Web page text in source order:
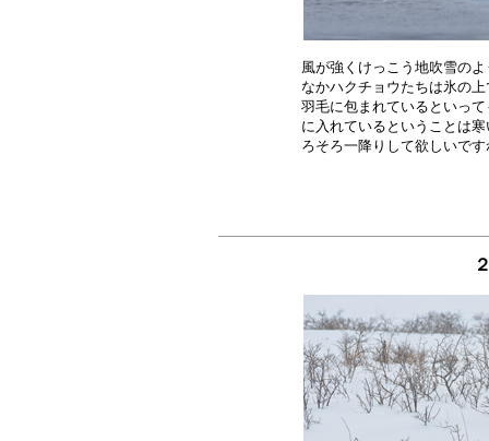
風が強くけっこう地吹雪の
なかハクチョウたちは氷の
羽毛に包まれているといっ
に入れているということは